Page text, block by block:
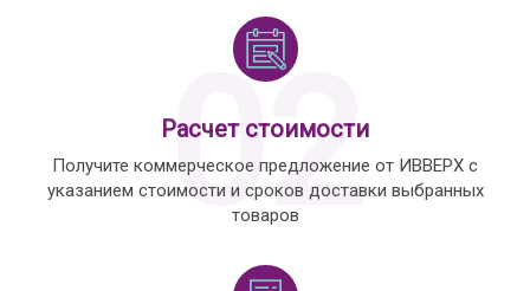
02
Расчет стоимости
Получите коммерческое предложение от ИВВЕРХ с
указанием стоимости и сроков доставки выбранных
товаров